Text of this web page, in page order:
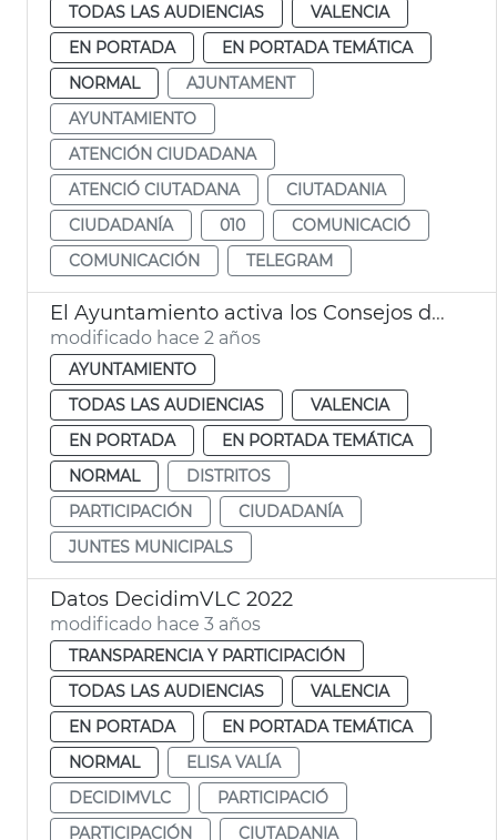
TODAS LAS AUDIENCIAS
VALENCIA
EN PORTADA
EN PORTADA TEMÁTICA
NORMAL
AJUNTAMENT
AYUNTAMIENTO
ATENCIÓN CIUDADANA
ATENCIÓ CIUTADANA
CIUTADANIA
CIUDADANÍA
010
COMUNICACIÓ
COMUNICACIÓN
TELEGRAM
El Ayuntamiento activa los Consejos de Distrito
modificado hace 2 años
AYUNTAMIENTO
TODAS LAS AUDIENCIAS
VALENCIA
EN PORTADA
EN PORTADA TEMÁTICA
NORMAL
DISTRITOS
PARTICIPACIÓN
CIUDADANÍA
JUNTES MUNICIPALS
Datos DecidimVLC 2022
modificado hace 3 años
TRANSPARENCIA Y PARTICIPACIÓN
TODAS LAS AUDIENCIAS
VALENCIA
EN PORTADA
EN PORTADA TEMÁTICA
NORMAL
ELISA VALÍA
DECIDIMVLC
PARTICIPACIÓ
PARTICIPACIÓN
CIUTADANIA